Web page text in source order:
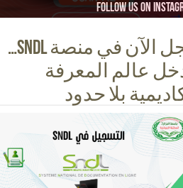
Follow us on
Follow us on
Follow us on
Follow us on
سجل الآن في منصة SNDL…
عالم المعرفة
بلا حدود